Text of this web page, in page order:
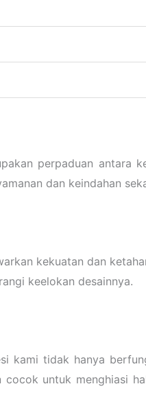
perpaduan antara
dan keindahan
kekuatan dan
keelokan desainnya.
kami tidak hanya
untuk menghiasi